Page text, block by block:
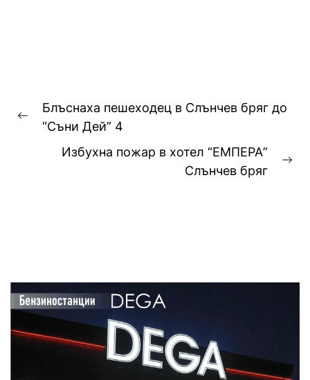
Навигация
Previous
Блъснаха пешеходец в Слънчев бряг до
“Съни Дей” 4
Избухна пожар в хотел “ЕМПЕРА”
Слънчев бряг